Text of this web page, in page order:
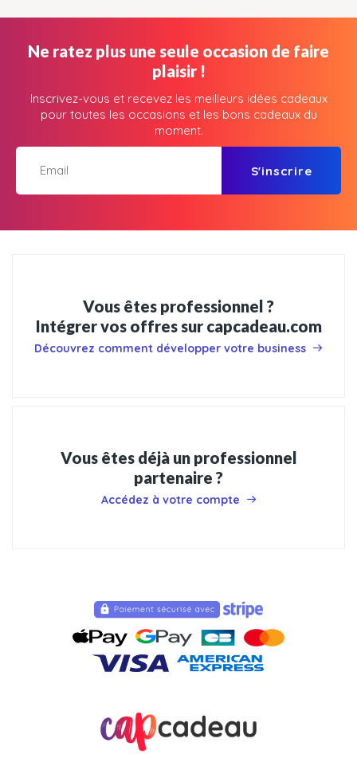
Ne ratez plus une seule occasion de faire
plaisir !
Inscrivez-vous et recevez les meilleurs idées cadeaux
pour toutes les occasions et les bons cadeaux du
moment.
S'inscrire
Vous êtes professionnel ?
Intégrer vos offres sur capcadeau.com
Découvrez comment développer votre business
Vous êtes déjà un professionnel
partenaire ?
Accédez à votre compte